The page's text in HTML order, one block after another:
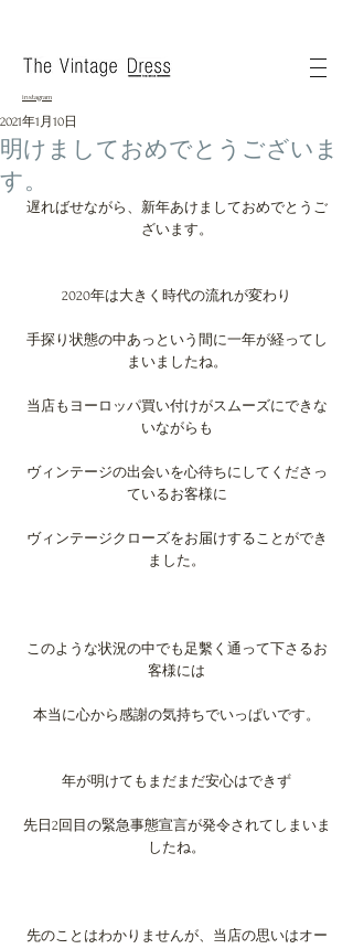
instagram
明けましておめでとうございま
す。
2021年1月10日
遅ればせながら、新年あけましておめでとうご
ざいます。
2020年は大きく時代の流れが変わり
手探り状態の中あっという間に一年が経ってし
まいましたね。
当店もヨーロッパ買い付けがスムーズにできな
いながらも
ヴィンテージの出会いを心待ちにしてくださっ
ているお客様に
ヴィンテージクローズをお届けすることができ
ました。
このような状況の中でも足繫く通って下さるお
客様には
本当に心から感謝の気持ちでいっぱいです。
年が明けてもまだまだ安心はできず
先日2回目の緊急事態宣言が発令されてしまいま
したね。
先のことはわかりませんが、当店の思いはオー